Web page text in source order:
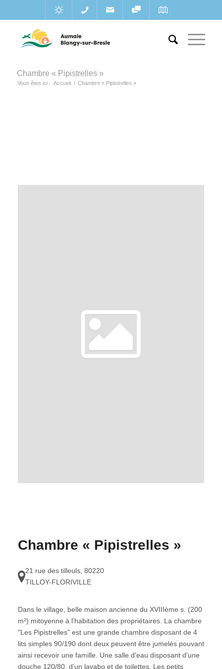
Chambre « Pipistrelles »
Vous êtes ici : Accueil / Chambre « Pipistrelles »
Chambre « Pipistrelles »
21 rue des tilleuls, 80220
TILLOY-FLORIVILLE
Dans le village, belle maison ancienne du XVIIIème s. (200
m²) mitoyenne à l'habitation des propriétaires. La chambre
"Les Pipistrelles" est une grande chambre disposant de 4
lits simples 90/190 dont deux peuvent être jumelés pouvant
ainsi recevoir une famille. Une salle d'eau disposant d'une
douche 120/80, d'un lavabo et de toilettes. Les petits